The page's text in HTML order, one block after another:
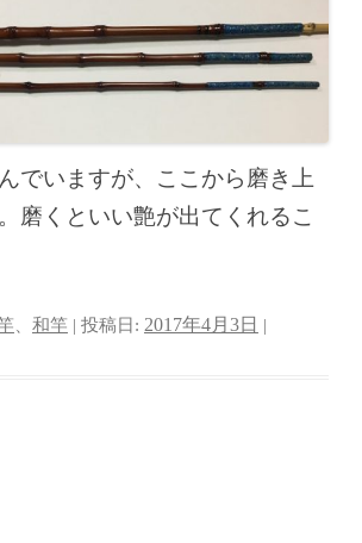
でいますが、ここから磨き上
磨くといい艶が出てくれるこ
和竿 | 投稿日: 2017年4月3日 |